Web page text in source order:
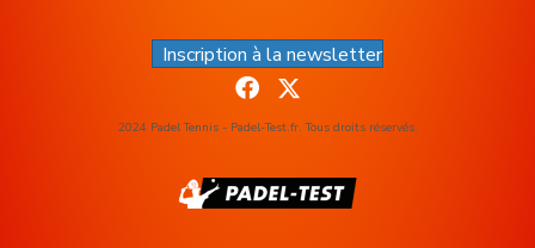
Inscription à la newsletter
2024 Padel Tennis - Padel-Test.fr. Tous droits réservés.